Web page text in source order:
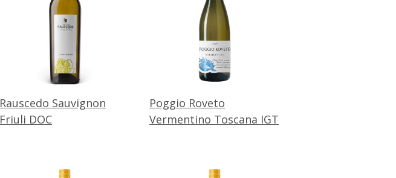
Rauscedo Sauvignon
Friuli DOC
Poggio Roveto
Vermentino Toscana IGT